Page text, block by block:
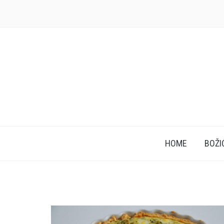
HOME